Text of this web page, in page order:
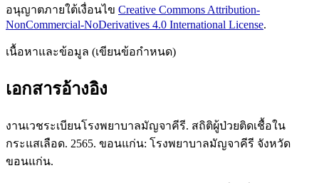
อนุญาตภายใต้เงื่อนไข Creative Commons Attribution-
NonCommercial-NoDerivatives 4.0 International License.
เนื้อหาและข้อมูล (เขียนข้อกำหนด)
เอกสารอ้างอิง
งานเวชระเบียนโรงพยาบาลมัญจาคีรี. สถิติผู้ป่วยติดเชื้อใน
กระแสเลือด. 2565. ขอนแก่น: โรงพยาบาลมัญจาคีรี จังหวัด
ขอนแก่น.